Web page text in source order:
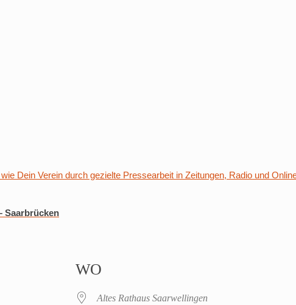
Saarbrücken
WO
Altes Rathaus Saarwellingen